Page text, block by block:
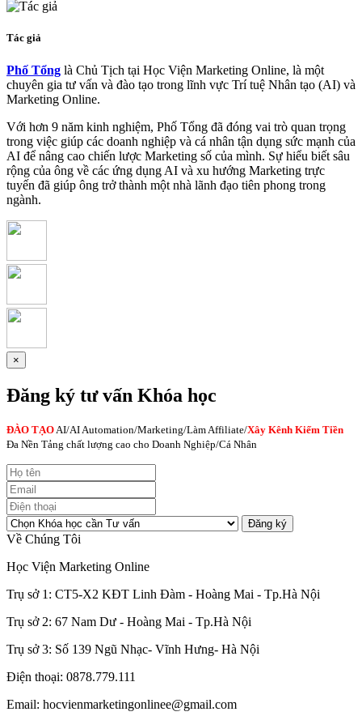
Tác giả
Phố Tổng là Chủ Tịch tại Học Viện Marketing Online, là một
chuyên gia tư vấn và đào tạo trong lĩnh vực Trí tuệ Nhân tạo (AI) và
Marketing Online.
Với hơn 9 năm kinh nghiệm, Phố Tổng đã đóng vai trò quan trọng
trong việc giúp các doanh nghiệp và cá nhân tận dụng sức mạnh của
AI để nâng cao chiến lược Marketing số của mình. Sự hiểu biết sâu
rộng của ông về các ứng dụng AI và xu hướng Marketing trực
tuyến đã giúp ông trở thành một nhà lãnh đạo tiên phong trong
ngành.
×
Đăng ký tư vấn Khóa học
ĐÀO TẠOAI/AI Automation/Marketing/Làm Affiliate/Xây Kênh Kiếm Tiền
Đa Nền Tảng chất lượng cao cho Doanh Nghiệp/Cá Nhân
Đăng ký
Về Chúng Tôi
Học Viện Marketing Online
Trụ sở 1: CT5-X2 KĐT Linh Đàm - Hoàng Mai - Tp.Hà Nội
Trụ sở 2: 67 Nam Dư - Hoàng Mai - Tp.Hà Nội
Trụ sở 3: Số 139 Ngũ Nhạc- Vĩnh Hưng- Hà Nội
Điện thoại: 0878.779.111
Email: hocvienmarketingonlinee@gmail.com